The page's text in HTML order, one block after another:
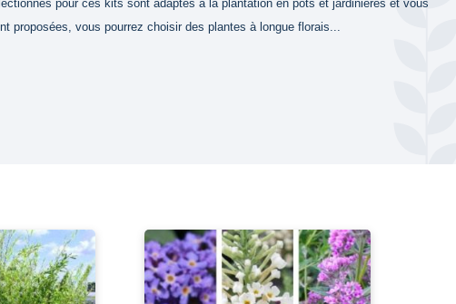
pour ces kits sont adaptés à la plantation en pots et jardinières et vous
proposées, vous pourrez choisir des plantes à longue florais...